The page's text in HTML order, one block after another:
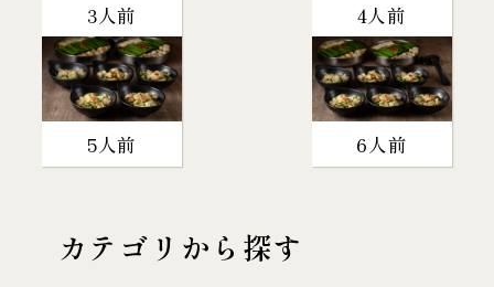
3人前 4人前
5人前 6人前
カテゴリから探す